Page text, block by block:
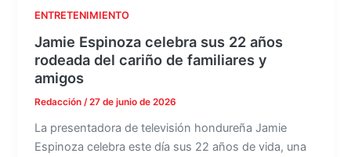
ENTRETENIMIENTO
Jamie Espinoza celebra sus 22 años
rodeada del cariño de familiares y
amigos
Redacción/27 de junio de 2026
La presentadora de televisión hondureña Jamie
Espinoza celebra este día sus 22 años de vida, una